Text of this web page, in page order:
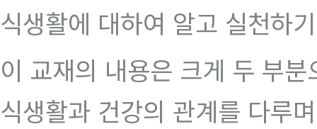
식생활에 대하여 알고 실천하
이 교재의 내용은 크게 두 부
식생활과 건강의 관계를 다루